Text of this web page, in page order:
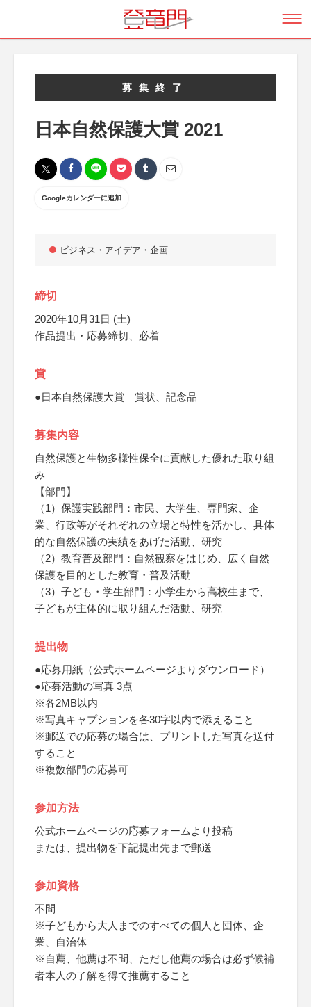
募集終了
日本自然保護大賞 2021
Googleカレンダーに追加
ビジネス・アイデア・企画
締切
2020年10月31日 (土)
作品提出・応募締切、必着
賞
●日本自然保護大賞 賞状、記念品
募集内容
自然保護と生物多様性保全に貢献した優れた取り組
み
【部門】
（1）保護実践部門：市民、大学生、専門家、企
業、行政等がそれぞれの立場と特性を活かし、具体
的な自然保護の実績をあげた活動、研究
（2）教育普及部門：自然観察をはじめ、広く自然
保護を目的とした教育・普及活動
（3）子ども・学生部門：小学生から高校生まで、
子どもが主体的に取り組んだ活動、研究
提出物
●応募用紙（公式ホームページよりダウンロード）
●応募活動の写真 3点
※各2MB以内
※写真キャプションを各30字以内で添えること
※郵送での応募の場合は、プリントした写真を送付
すること
※複数部門の応募可
参加方法
公式ホームページの応募フォームより投稿
または、提出物を下記提出先まで郵送
参加資格
不問
※子どもから大人までのすべての個人と団体、企
業、自治体
※自薦、他薦は不問、ただし他薦の場合は必ず候補
者本人の了解を得て推薦すること